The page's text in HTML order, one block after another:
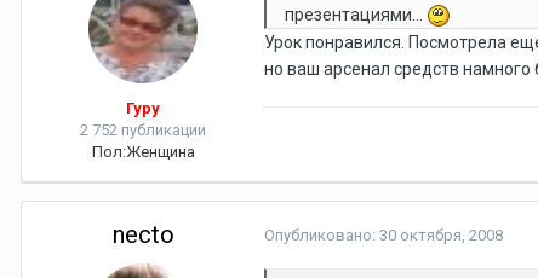
Гуру
2 752 публикации
Пол:Женщина
презентациями...
Урок понравился. Посмотрела
но ваш арсенал средств
necto Опубликовано: 30 октября, 2008